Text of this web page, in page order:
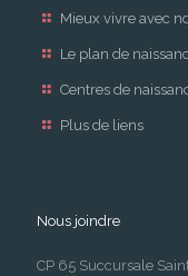
Mieux vivre avec
Le plan de
Centres de
Plus de liens
Nous joindre
CP 65 Succursale